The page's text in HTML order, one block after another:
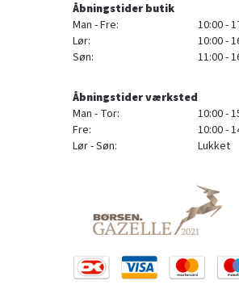
Åbningstider butik
Man - Fre:
10:00 -
Lør:
10:00 -
Søn:
11:00 -
Åbningstider værksted
Man - Tor:
10:00 -
Fre:
10:00 -
Lør - Søn:
Lukket